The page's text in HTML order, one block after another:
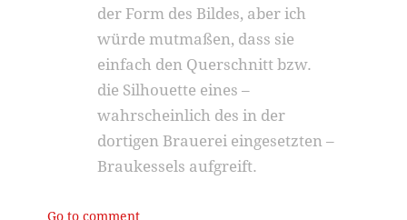
der Form des Bildes, aber ich
würde mutmaßen, dass sie
einfach den Querschnitt bzw.
die Silhouette eines –
wahrscheinlich des in der
dortigen Brauerei eingesetzten –
Braukessels aufgreift.
Go to comment